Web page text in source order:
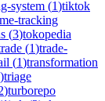
system (1)tiktok
tracking
(3)tokopedia
(1)trade-
(1)transformation
)triage
)turborepo